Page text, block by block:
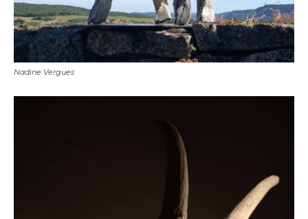
Nadine Vergues